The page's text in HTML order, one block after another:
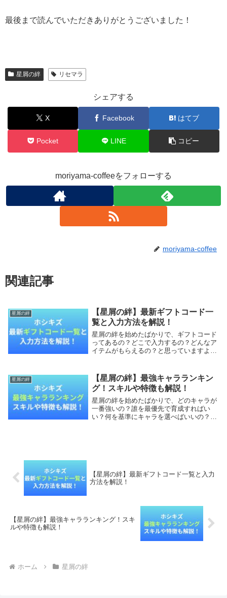
最後まで読んでいただきありがとうございました！
星屑の絆 リセマラ
シェアする
X Facebook はてブ
Pocket LINE コピー
moriyama-coffeeをフォローする
moriyama-coffee
関連記事
星屑の絆
【星屑の絆】最新ギフトコード一
覧と入力方法を解説！
星屑の絆を始めたばかりで、ギフトコード
ってあるの？どこで入力するの？どんなア
イテムがもらえるの？と思っていますよ
始める方は、ぜひ参考にしてください！星
屑の絆の最新ギ...
星屑の絆
【星屑の絆】最強キャラランキン
グ！スキルや特徴も解説！
星屑の絆を始めたばかりで、どのキャラが
一番強いの？誰を最優先で育成すればい
い？何を基準にキャラを選べばいいの？と
【星屑の絆】最新ギフトコード一覧と入力
方法を解説！
【星屑の絆】最強キャラランキング！スキ
ルや特徴も解説！
ホーム 星屑の絆